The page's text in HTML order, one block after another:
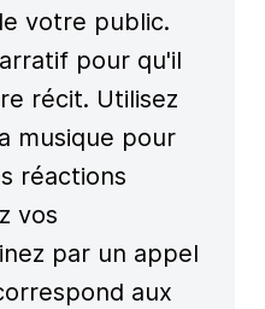
votre public.
pour qu'il
récit. Utilisez
musique pour
réactions
vos
par un appel
aux